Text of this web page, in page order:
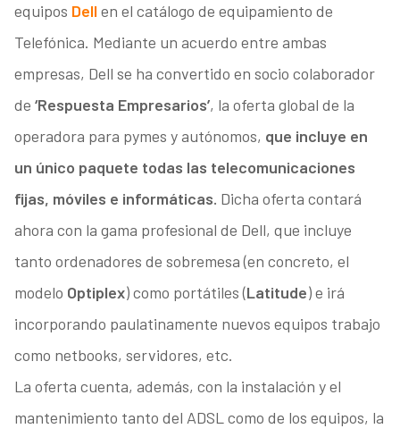
equipos Dellen el catálogo de equipamiento de
Telefónica. Mediante un acuerdo entre ambas
empresas, Dell se ha convertido en socio colaborador
de ‘Respuesta Empresarios’, la oferta global de la
operadora para pymes y autónomos, que incluye en
un único paquete todas las telecomunicaciones
fijas, móviles e informáticas. Dicha oferta contará
ahora con la gama profesional de Dell, que incluye
tanto ordenadores de sobremesa (en concreto, el
modelo Optiplex) como portátiles (Latitude) e irá
incorporando paulatinamente nuevos equipos trabajo
como netbooks, servidores, etc.
La oferta cuenta, además, con la instalación y el
mantenimiento tanto del ADSL como de los equipos, la